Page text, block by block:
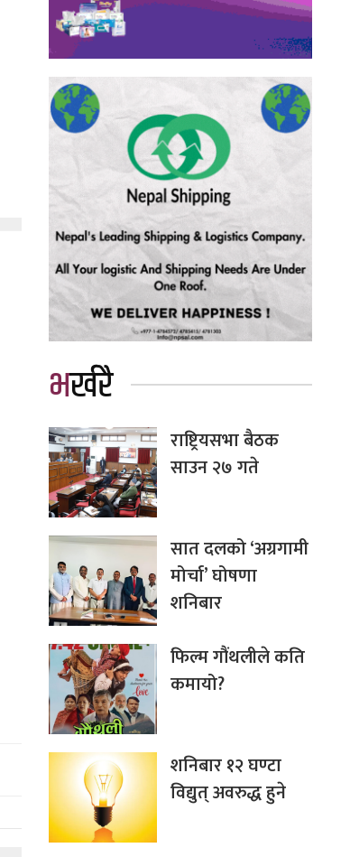
भर्खरै
राष्ट्रियसभा बैठक
साउन २७ गते
सात दलको ‘अग्रगामी
मोर्चा’ घोषणा
शनिबार
फिल्म गौंथलीले कति
कमायो?
शनिबार १२ घण्टा
विद्युत् अवरुद्ध हुने